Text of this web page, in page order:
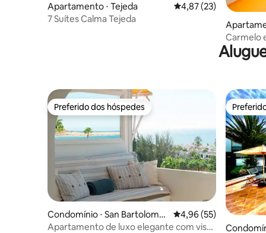
Apartamento ⋅ Tejeda 4,87 de uma
4,87 (23)
7 Suítes Calma Tejeda
amo
Carmelo
Preferido dos hóspedes
Preferido dos hóspedes
Condomínio ⋅ San Bartolomé
de Tirajana
4,96 de uma
4,96 (55)
Apartamento de luxo elegante com vista